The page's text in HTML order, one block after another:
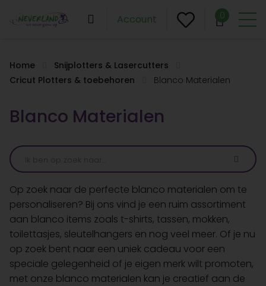
Account 0
Home
Snijplotters & Lasercutters
Cricut Plotters & toebehoren
Blanco Materialen
Blanco Materialen
Op zoek naar de perfecte blanco materialen om te
personaliseren? Bij ons vind je een ruim assortiment
aan blanco items zoals t-shirts, tassen, mokken,
toilettasjes, sleutelhangers en nog veel meer. Of je nu
op zoek bent naar een uniek cadeau voor een
speciale gelegenheid of je eigen merk wilt promoten,
met onze blanco materialen kan je creatief aan de